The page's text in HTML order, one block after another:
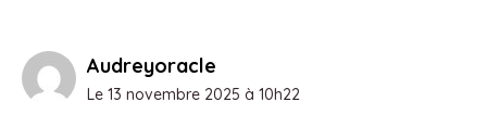
Audreyoracle
Le 13 novembre 2025 à 10h22